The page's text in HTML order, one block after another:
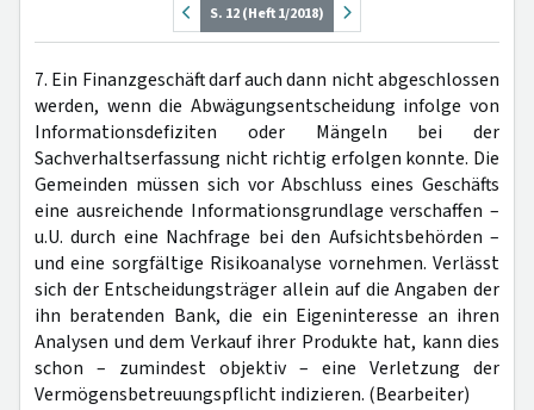
S. 12 (Heft 1/2018)
7. Ein Finanzgeschäft darf auch dann nicht abgeschlossen
werden, wenn die Abwägungsentscheidung infolge von
Informationsdefiziten oder Mängeln bei der
Sachverhaltserfassung nicht richtig erfolgen konnte. Die
Gemeinden müssen sich vor Abschluss eines Geschäfts
eine ausreichende Informationsgrundlage verschaffen –
u.U. durch eine Nachfrage bei den Aufsichtsbehörden –
und eine sorgfältige Risikoanalyse vornehmen. Verlässt
sich der Entscheidungsträger allein auf die Angaben der
ihn beratenden Bank, die ein Eigeninteresse an ihren
Analysen und dem Verkauf ihrer Produkte hat, kann dies
schon – zumindest objektiv – eine Verletzung der
Vermögensbetreuungspflicht indizieren. (Bearbeiter)